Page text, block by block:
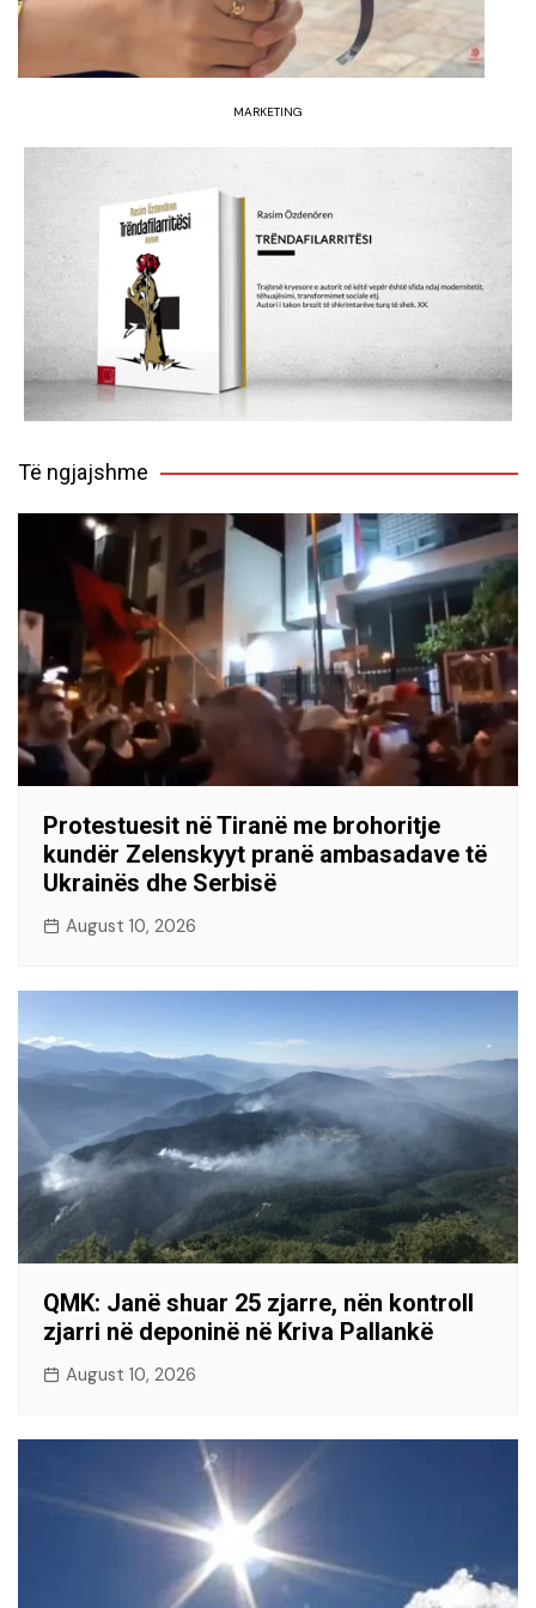
MARKETING
Të ngjajshme
Protestuesit në Tiranë me brohoritje
kundër Zelenskyyt pranë ambasadave të
Ukrainës dhe Serbisë
August 10, 2026
QMK: Janë shuar 25 zjarre, nën kontroll
zjarri në deponinë në Kriva Pallankë
August 10, 2026